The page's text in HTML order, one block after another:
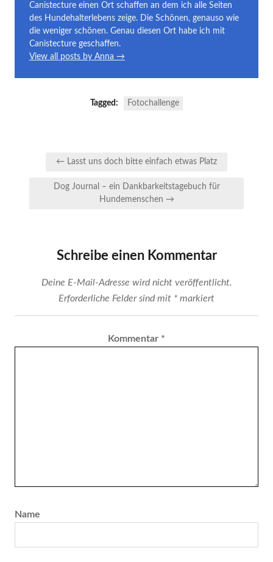
Canistecture einen Ort schaffen an dem ich alle Seiten
des Hundehalterlebens zeige. Die Schönen, genauso wie
die weniger schönen. Genau diesen Ort habe ich mit
Canistecture geschaffen.
View all posts by Anna →
Tagged: Fotochallenge
Beitragsnavigation
← Lasst uns doch bitte einfach etwas Platz
Dog Journal – ein Dankbarkeitstagebuch für
Hundemenschen →
Schreibe einen Kommentar
Deine E-Mail-Adresse wird nicht veröffentlicht.
Erforderliche Felder sind mit * markiert
Kommentar *
Name